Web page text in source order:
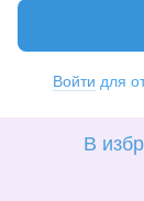
Войти для
В